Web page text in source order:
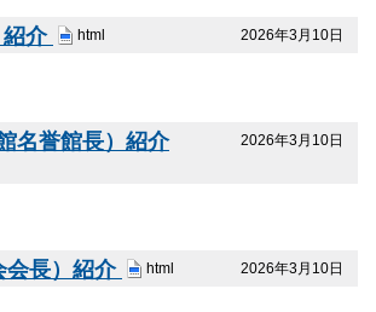
2026年3月10日
介 html
2026年3月10日
名誉館長）紹介
2026年3月10日
会長）紹介 html